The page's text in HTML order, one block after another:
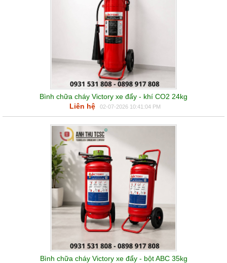
Bình chữa cháy Victory xe đẩy - khí CO2 24kg
Liên hệ
02-07-2026 10:41:04 PM
Bình chữa cháy Victory xe đẩy - bột ABC 35kg